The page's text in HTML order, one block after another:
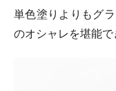
単色塗りよりもグ
のオシャレを堪能で